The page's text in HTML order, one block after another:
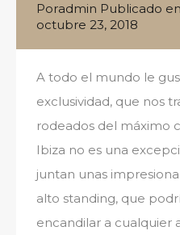
Poradmin Publicado en
octubre 23, 2018
A todo el mundo le
exclusividad, que nos
rodeados del máximo
Ibiza no es una
juntan unas
alto standing, que
encandilar a cualquier